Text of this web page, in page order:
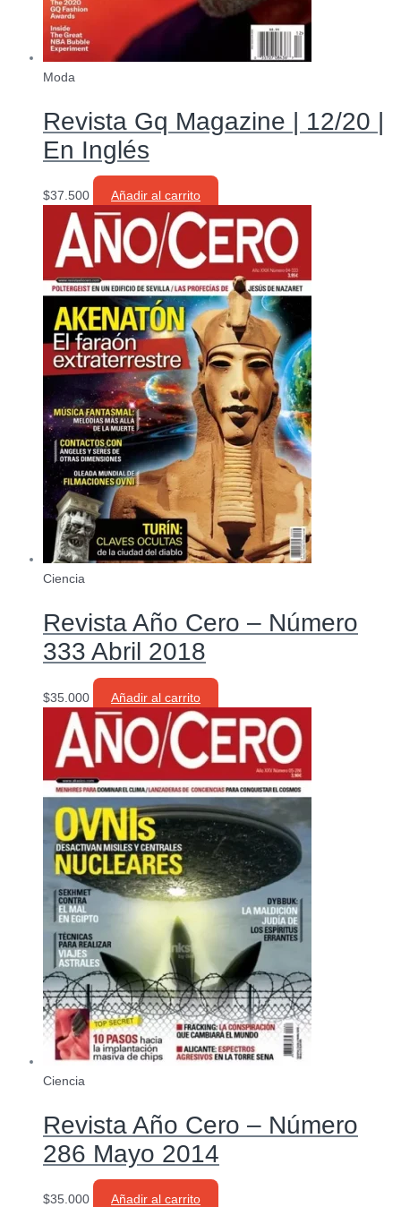
Moda
Revista Gq Magazine | 12/20 |
En Inglés
$37.500 Añadir al carrito
Ciencia
Revista Año Cero – Número
333 Abril 2018
$35.000 Añadir al carrito
Ciencia
Revista Año Cero – Número
286 Mayo 2014
$35.000 Añadir al carrito